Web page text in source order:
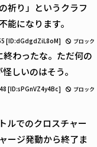
祈り」というクラフ
能になります。
[ID:dGdgdZiL8oM] ブロック
わったな。ただ何の
しいのはそう。
[ID:sPGnVZ4y4Bc] ブロック
ルでのクロスチャー
ージ発動から終了ま